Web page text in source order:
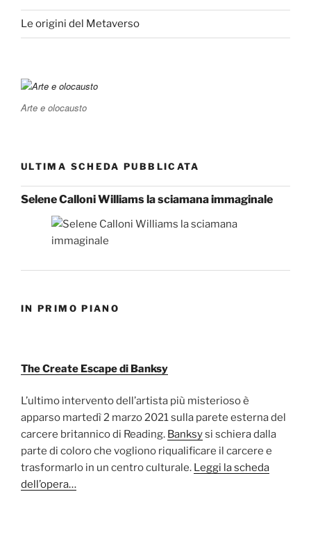
Le origini del Metaverso
Arte e olocausto
ULTIMA SCHEDA PUBBLICATA
Selene Calloni Williams la sciamana immaginale
IN PRIMO PIANO
The Create Escape di Banksy
L’ultimo intervento dell’artista più misterioso è
apparso martedì 2 marzo 2021 sulla parete esterna del
carcere britannico di Reading. Banksysi schiera dalla
parte di coloro che vogliono riqualificare il carcere e
trasformarlo in un centro culturale. Leggi la scheda
dell’opera…